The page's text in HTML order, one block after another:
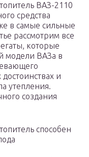
ВАЗ-2110
средства
в самые сильные
рассмотрим все
которые
модели ВАЗа в
и
утепления.
создания
способен